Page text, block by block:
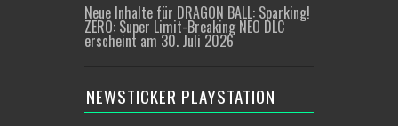
Neue Inhalte für DRAGON BALL: Sparking!
ZERO: Super Limit-Breaking NEO DLC
erscheint am 30. Juli 2026
NEWSTICKER PLAYSTATION